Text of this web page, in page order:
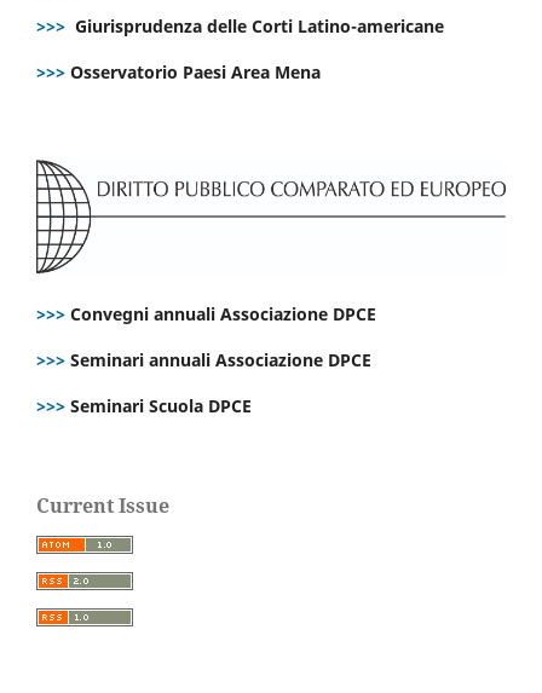
>>> Giurisprudenza delle Corti Latino-americane
>>> Osservatorio Paesi Area Mena
>>> Convegni annuali Associazione DPCE
>>> Seminari annuali Associazione DPCE
>>> Seminari Scuola DPCE
Current Issue